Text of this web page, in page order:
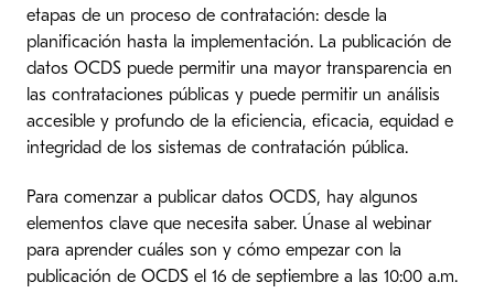
etapas de un proceso de contratación: desde la
planificación hasta la implementación. La publicación de
datos OCDS puede permitir una mayor transparencia en
las contrataciones públicas y puede permitir un análisis
accesible y profundo de la eficiencia, eficacia, equidad e
integridad de los sistemas de contratación pública.
Para comenzar a publicar datos OCDS, hay algunos
elementos clave que necesita saber. Únase al webinar
para aprender cuáles son y cómo empezar con la
publicación de OCDS el 16 de septiembre a las 10:00 a.m.